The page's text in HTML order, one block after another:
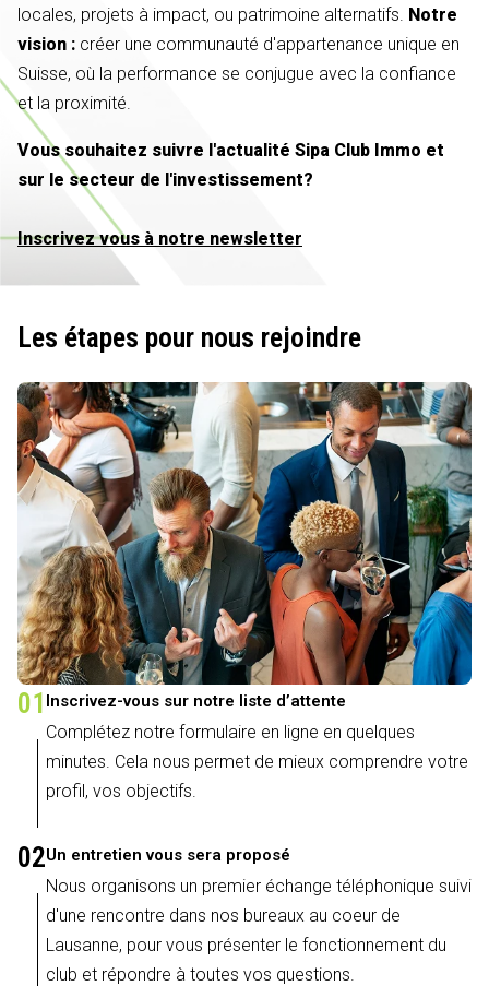
locales, projets à impact, ou patrimoine alternatifs. Notre
vision : créer une communauté d'appartenance unique en
Suisse, où la performance se conjugue avec la confiance
et la proximité.
Vous souhaitez suivre l'actualité Sipa Club Immo et
sur le secteur de l'investissement?
Inscrivez vous à notre newsletter
Les étapes pour nous rejoindre
01 Inscrivez-vous sur notre liste d’attente
Complétez notre formulaire en ligne en quelques
minutes. Cela nous permet de mieux comprendre votre
profil, vos objectifs.
02Un entretien vous sera proposé
Nous organisons un premier échange téléphonique suivi
d'une rencontre dans nos bureaux au coeur de
Lausanne, pour vous présenter le fonctionnement du
club et répondre à toutes vos questions.